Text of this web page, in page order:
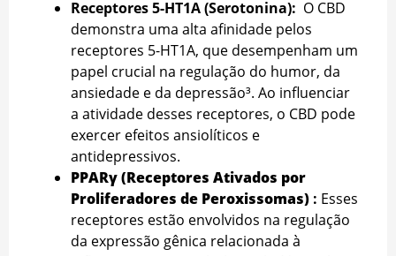
Receptores 5-HT1A (Serotonina): O CBD
demonstra uma alta afinidade pelos
receptores 5-HT1A, que desempenham um
papel crucial na regulação do humor, da
ansiedade e da depressão³. Ao influenciar
a atividade desses receptores, o CBD pode
exercer efeitos ansiolíticos e
antidepressivos.
PPARγ (Receptores Ativados por
Proliferadores de Peroxissomas) : Esses
receptores estão envolvidos na regulação
da expressão gênica relacionada à